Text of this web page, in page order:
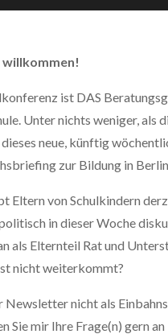
willkommen!
ist DAS
Unter nichts weniger, als
neue, künftig
zur Bildung in
Eltern von Schulkindern
in dieser Woche
als Elternteil Rat und
nicht weiterkommt?
Newsletter nicht als
Sie mir Ihre Frage(n) gern an